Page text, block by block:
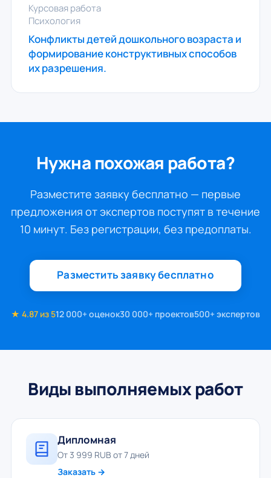
Курсовая работа
Психология
Конфликты детей дошкольного возраста и
формирование конструктивных способов
их разрешения.
Нужна похожая работа?
Разместите заявку бесплатно — первые
предложения от экспертов поступят в течение
10 минут. Без регистрации, без предоплаты.
Разместить заявку бесплатно
★ 4.87 из 512 000+ оценок30 000+ проектов500+ экспертов
Виды выполняемых работ
Дипломная
От 3 999 RUB от 7 дней
Заказать →